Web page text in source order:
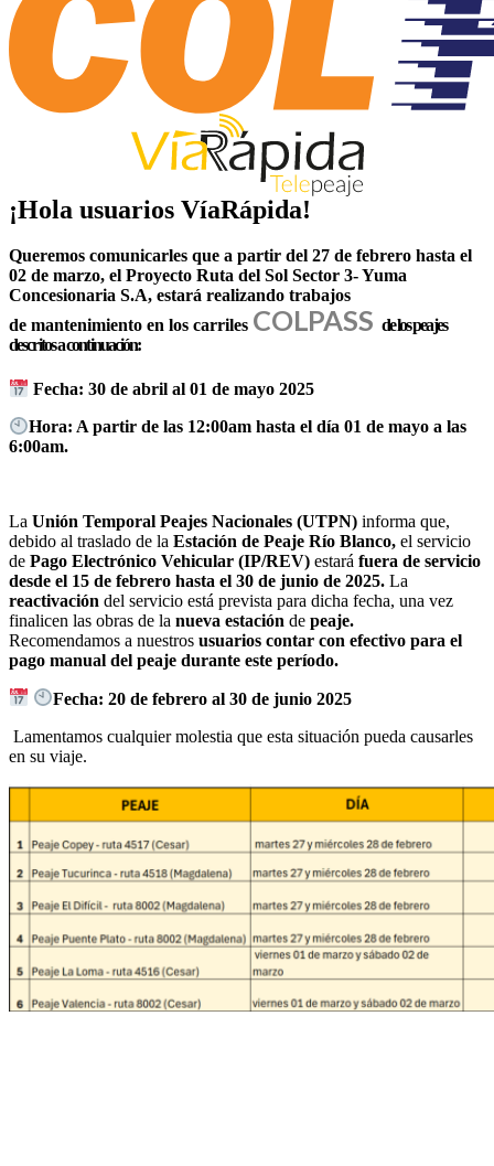
¡Hola usuarios VíaRápida!
Queremos comunicarles que a partir del 27 de febrero hasta el
02 de marzo, el Proyecto Ruta del Sol Sector 3- Yuma
Concesionaria S.A, estará realizando trabajos
de mantenimiento en los carriles COLPASS de los peajes
descritos a continuación:
Fecha: 30 de abril al 01 de mayo 2025
Hora: A partir de las 12:00am hasta el día 01 de mayo a las
6:00am.
La Unión Temporal Peajes Nacionales (UTPN) informa que,
debido al traslado de la Estación de Peaje Río Blanco, el servicio
de Pago Electrónico Vehicular (IP/REV) estará fuera de servicio
desde el 15 de febrero hasta el 30 de junio de 2025. La
reactivación del servicio está prevista para dicha fecha, una vez
finalicen las obras de la nueva estación de peaje.
Recomendamos a nuestros usuarios contar con efectivo para el
pago manual del peaje durante este período.
Fecha: 20 de febrero al 30 de junio 2025
Lamentamos cualquier molestia que esta situación pueda causarles
en su viaje.